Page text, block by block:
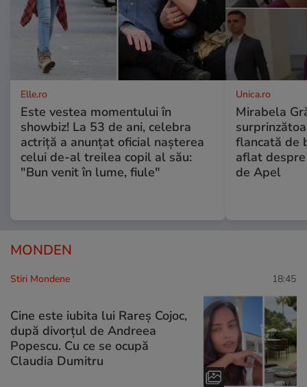
Elle.ro
Este vestea momentului în
showbiz! La 53 de ani, celebra
actriță a anunțat oficial nașterea
celui de-al treilea copil al său:
"Bun venit în lume, fiule"
Unica.ro
Mirabela
flancată de
aflat
de Apel
MONDEN
Stiri Mondene 18:45
Cine este iubita lui Rareș Cojoc,
după divorțul de Andreea
Popescu. Cu ce se ocupă
Claudia Dumitru